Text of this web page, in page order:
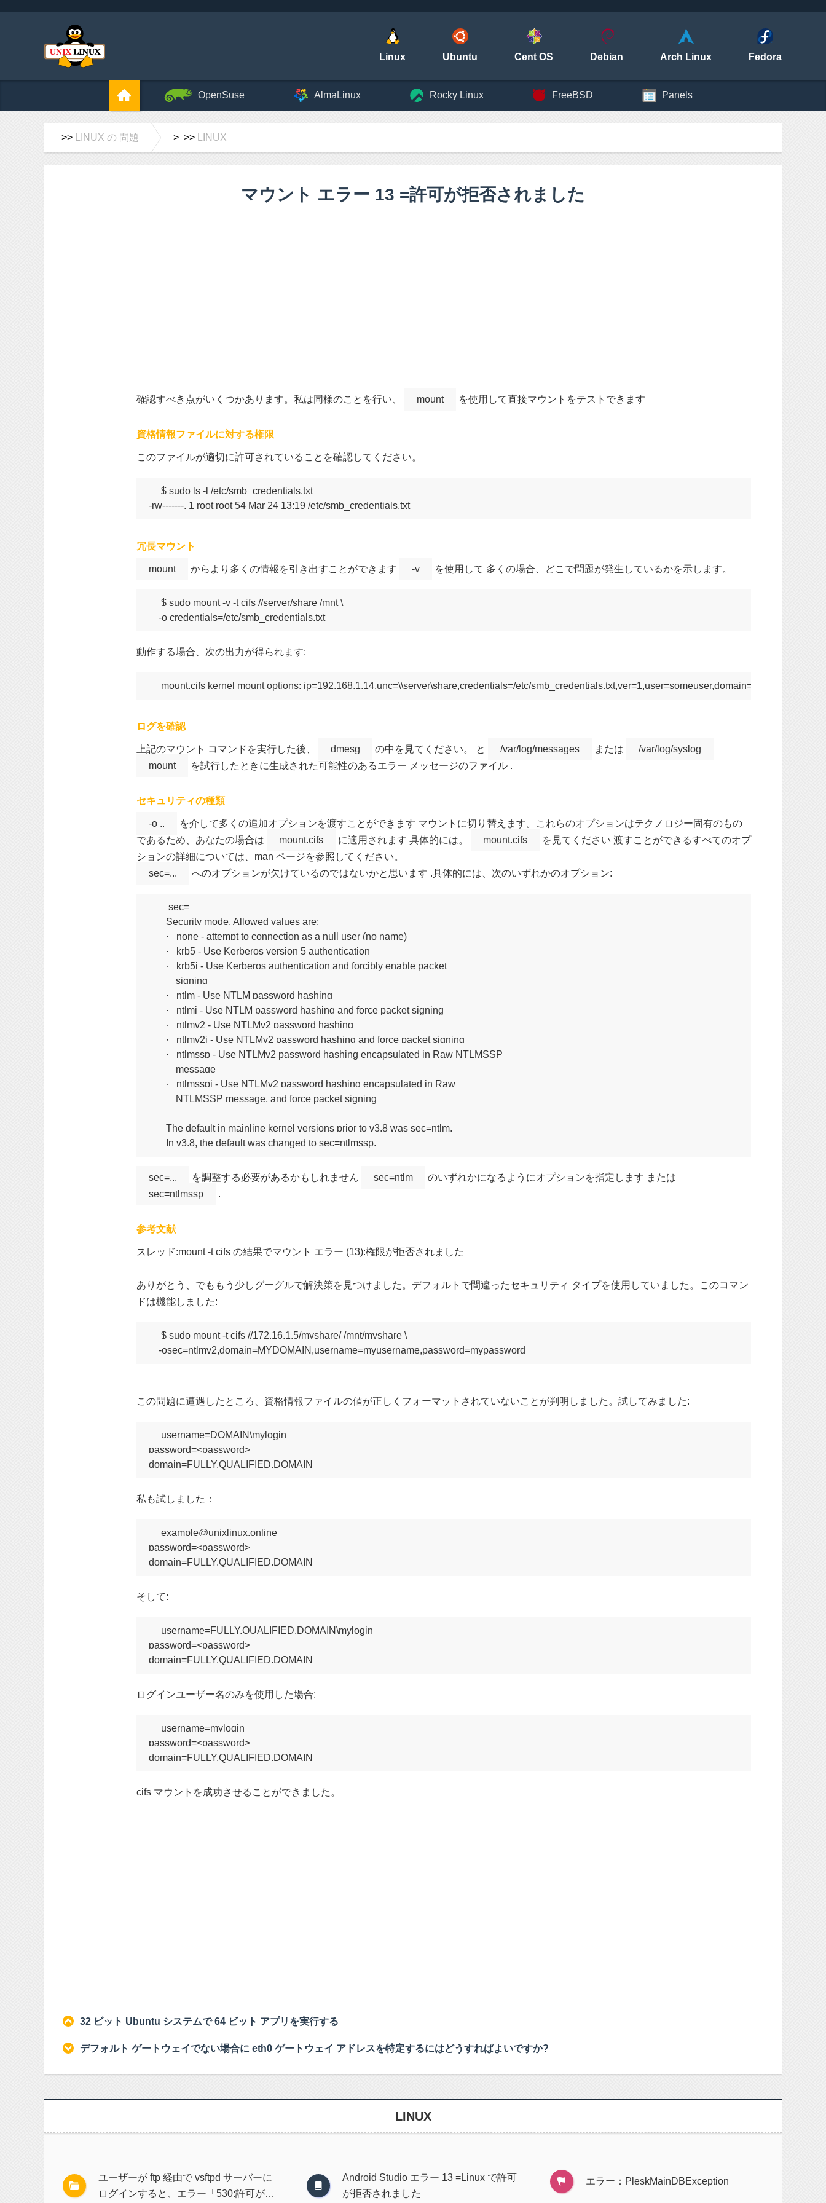
Linux Ubuntu Cent OS Debian Arch Linux Fedora
OpenSuse AlmaLinux Rocky Linux FreeBSD Panels
>> LINUX の 問題 > >> LINUX
マウント エラー 13 =許可が拒否されました
確認すべき点がいくつかあります。私は同様のことを行い、 mount を使用して直接マウントをテストできます
資格情報ファイルに対する権限
このファイルが適切に許可されていることを確認してください。
$ sudo ls -l /etc/smb_credentials.txt
冗長マウント
mount からより多くの情報を引き出すことができます -v を使用して 多くの場合、どこで問題が発生しているかを示します。
$ sudo mount -v -t cifs //server/share /mnt \
動作する場合、次の出力が得られます:
ログを確認
上記のマウント コマンドを実行した後、 dmesg の中を見てください。 と /var/log/messages または
/var/log/syslog
mount
を試行したときに生成された可能性のあるエラー メッセージのファイル .
セキュリティの種類
-o ..
を介して多くの追加オプションを渡すことができます マウントに切り替えます。これらのオプションはテクノロジー固有のもの
であるため、あなたの場合は
mount.cifs に適用されます 具体的には。 mount.cifs
を見てください 渡すことができるすべてのオプ
ションの詳細については、man ページを参照してください。
sec=...
へのオプションが欠けているのではないかと思います .具体的には、次のいずれかのオプション:
   sec=
       Security mode. Allowed values are:
       ·   none - attempt to connection as a null user (no name)
       ·   krb5 - Use Kerberos version 5 authentication
       ·   krb5i - Use Kerberos authentication and forcibly enable packet
           signing
       ·   ntlm - Use NTLM password hashing
       ·   ntlmi - Use NTLM password hashing and force packet signing
       ·   ntlmv2 - Use NTLMv2 password hashing
       ·   ntlmv2i - Use NTLMv2 password hashing and force packet signing
       ·   ntlmssp - Use NTLMv2 password hashing encapsulated in Raw NTLMSSP
           message
       ·   ntlmsspi - Use NTLMv2 password hashing encapsulated in Raw
           NTLMSSP message, and force packet signing
       The default in mainline kernel versions prior to v3.8 was sec=ntlm.
sec=... を調整する必要があるかもしれません sec=ntlm
のいずれかになるようにオプションを指定します または
sec=ntlmssp
.
参考文献
スレッド:mount -t cifs の結果でマウント エラー (13):権限が拒否されました
ありがとう、でももう少しグーグルで解決策を見つけました。デフォルトで間違ったセキュリティ タイプを使用していました。このコマン
ドは機能しました:
$ sudo mount -t cifs //172.16.1.5/myshare/ /mnt/myshare \
この問題に遭遇したところ、資格情報ファイルの値が正しくフォーマットされていないことが判明しました。試してみました:
username=DOMAIN\mylogin
password=<password>
私も試しました：
example@unixlinux.online
password=<password>
そして:
username=FULLY.QUALIFIED.DOMAIN\mylogin
password=<password>
ログインユーザー名のみを使用した場合:
username=mylogin
password=<password>
cifs マウントを成功させることができました。
32 ビット Ubuntu システムで 64 ビット アプリを実行する
デフォルト ゲートウェイでない場合に eth0 ゲートウェイ アドレスを特定するにはどうすればよいですか?
LINUX
ユーザーが ftp 経由で vsftpd サーバーに
ログインすると、エラー「530:許可が拒
Android Studio エラー 13 =Linux で許可
が拒否されました
エラー：PleskMainDBException